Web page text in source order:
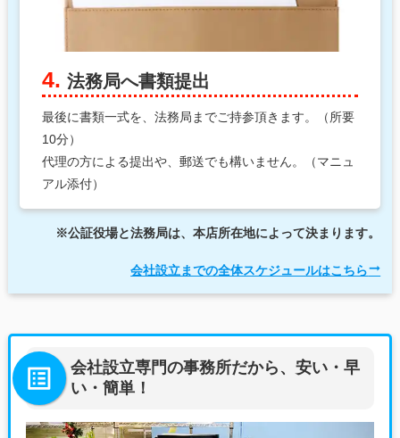
4. 法務局へ書類提出
最後に書類一式を、法務局までご持参頂きます。（所要
10分）
代理の方による提出や、郵送でも構いません。（マニュ
アル添付）
※公証役場と法務局は、本店所在地によって決まります。
会社設立までの全体スケジュールはこちら
会社設立専門の事務所だから、安い・早
い・簡単！